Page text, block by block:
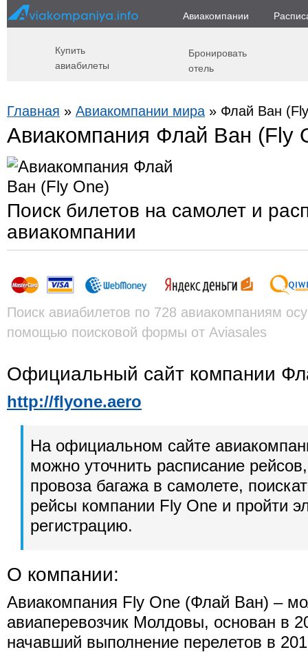
Авиакомпании
Купить
авиабилеты
Бронировать
отель
Главная » Авиакомпании мира » Флай Ван
Авиакомпания Флай Ван (Fly
Поиск билетов на самолет и
авиакомпании
Поиск авиабилетов по 728 авиакомпаниям
помощью поисковой формы от Aviasales
Официальный сайт компании
http://flyone.aero
На официальном сайте
можно уточнить расписание
провоза багажа в самолете,
рейсы компании Fly One и пройти
регистрацию.
О компании:
Авиакомпания Fly One (Флай Ван) –
авиаперевозчик Молдовы, основан в
начавший выполнение перелетов в